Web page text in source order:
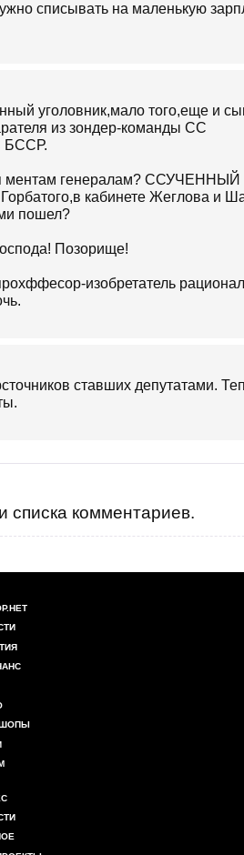
списывать на маленькую
уголовник,мало того,еще и
из зондер-команды СС
БССР.
ментам генералам? ССУЧЕННЫЙ
кабинете Жеглова и
пошел?
Позорище!
изобретатель
ставших депутатами.
списка комментариев.